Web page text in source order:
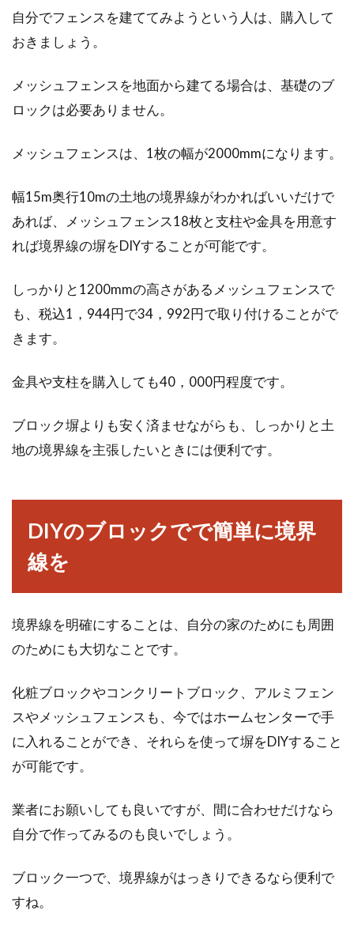
自分でフェンスを建ててみようという人は、購入して
おきましょう。
メッシュフェンスを地面から建てる場合は、基礎のブ
ロックは必要ありません。
メッシュフェンスは、1枚の幅が2000mmになります。
幅15m奥行10mの土地の境界線がわかればいいだけで
あれば、メッシュフェンス18枚と支柱や金具を用意す
れば境界線の塀をDIYすることが可能です。
しっかりと1200mmの高さがあるメッシュフェンスで
も、税込1，944円で34，992円で取り付けることがで
きます。
金具や支柱を購入しても40，000円程度です。
ブロック塀よりも安く済ませながらも、しっかりと土
地の境界線を主張したいときには便利です。
DIYのブロックでで簡単に境界
線を
境界線を明確にすることは、自分の家のためにも周囲
のためにも大切なことです。
化粧ブロックやコンクリートブロック、アルミフェン
スやメッシュフェンスも、今ではホームセンターで手
に入れることができ、それらを使って塀をDIYすること
が可能です。
業者にお願いしても良いですが、間に合わせだけなら
自分で作ってみるのも良いでしょう。
ブロック一つで、境界線がはっきりできるなら便利で
すね。